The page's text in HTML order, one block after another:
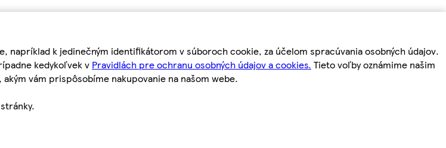
k jedinečným identifikátorom v súboroch cookie, za účelom spracúvania osobných údajov.
kedykoľvek v Pravidlách pre ochranu osobných údajov a cookies. Tieto voľby oznámime našim
vám prispôsobíme nakupovanie na našom webe.